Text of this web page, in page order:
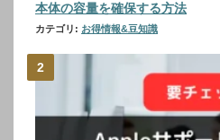
本体の容量を確保する方法
カテゴリ: お得情報&豆知識